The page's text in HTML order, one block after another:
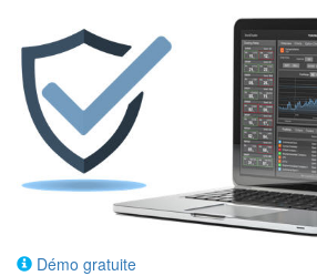
Démo gratuite